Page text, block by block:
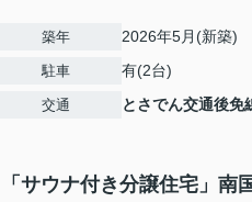
築年 2026年5月(新築)
駐車 有(2台)
交通 とさでん交通後免
「サウナ付き分譲住宅」